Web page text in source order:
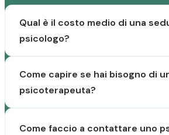
Qual è il costo medio di una
psicologo?
Come capire se hai bisogno di
psicoterapeuta?
Come faccio a contattare uno